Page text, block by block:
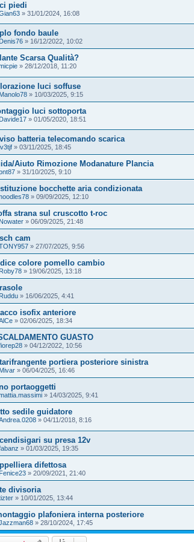
piedi
» 31/01/2024, 16:08
fondo baule
Denis76 » 16/12/2022, 10:02
Scarsa Qualità?
» 28/12/2018, 11:20
luci soffuse
Manolo78 » 10/03/2025, 9:15
luci sottoporta
Davide17 » 01/05/2020, 18:51
batteria telecomando scarica
» 03/11/2025, 18:45
Aiuto Rimozione Modanature Plancia
» 31/10/2025, 9:10
bocchette aria condizionata
» 09/09/2025, 12:10
strana sul cruscotto t-roc
Nowater » 06/09/2025, 21:48
cam
» 27/07/2025, 9:56
colore pomello cambio
Roby78 » 19/06/2025, 13:18
Ruddu » 16/06/2025, 4:41
isofix anteriore
» 02/06/2025, 18:34
GUASTO
» 04/12/2022, 10:56
portiera posteriore sinistra
Mivar » 06/04/2025, 16:46
portaoggetti
» 14/03/2025, 9:41
sedile guidatore
» 04/11/2018, 8:16
su presa 12v
» 01/03/2025, 19:35
difettosa
Fenice23 » 20/09/2021, 21:40
divisoria
» 10/01/2025, 13:44
plafoniera interna posteriore
» 28/10/2024, 17:45